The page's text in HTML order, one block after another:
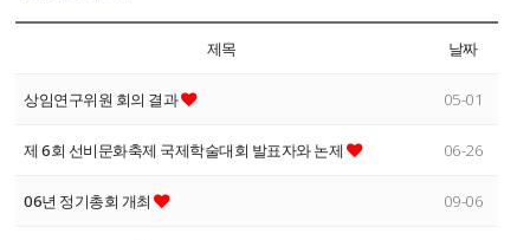
제목 날짜
상임연구위원 회의 결과 05-01
제 6회 선비문화축제 국제학술대회 발표자와 논제 06-26
06년 정기총회 개최 09-06